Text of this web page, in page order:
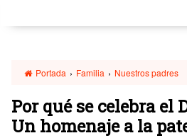
Portada › Familia › Nuestros padres
Por qué se celebra el
Un homenaje a la